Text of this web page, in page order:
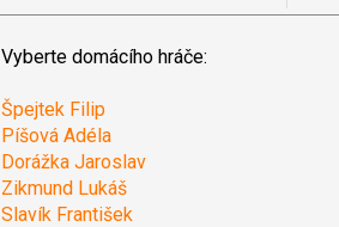
Vyberte domácího hráče:
Špejtek Filip
Píšová Adéla
Dorážka Jaroslav
Zikmund Lukáš
Slavík František